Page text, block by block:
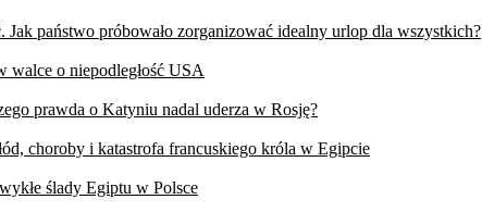
państwo próbowało zorganizować idealny urlop dla wszystkich?
walce o niepodległość USA
prawda o Katyniu nadal uderza w Rosję?
choroby i katastrofa francuskiego króla w Egipcie
ślady Egiptu w Polsce